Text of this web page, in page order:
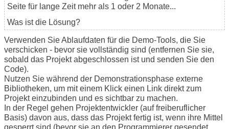
Seite für lange Zeit mehr als 1 oder 2 Monate...
Was ist die Lösung?
Verwenden Sie Ablaufdaten für die Demo-Tools, die Sie
verschicken - bevor sie vollständig sind (entfernen Sie sie,
sobald das Projekt abgeschlossen ist und senden Sie den
Code).
Nutzen Sie während der Demonstrationsphase externe
Bibliotheken, um mit einem Klick einen Link direkt zum
Projekt einzubinden und es sichtbar zu machen.
In der Regel gehen Projektentwickler (auf freiberuflicher
Basis) davon aus, dass das Projekt fertig ist, wenn ihre Mittel
gesperrt sind (bevor sie an den Programmierer gesendet